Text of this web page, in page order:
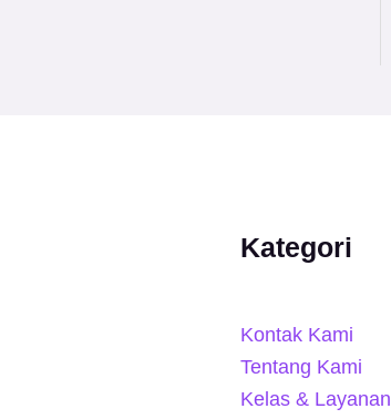
Kategori
Kontak Kami
Tentang Kami
Kelas & Layanan